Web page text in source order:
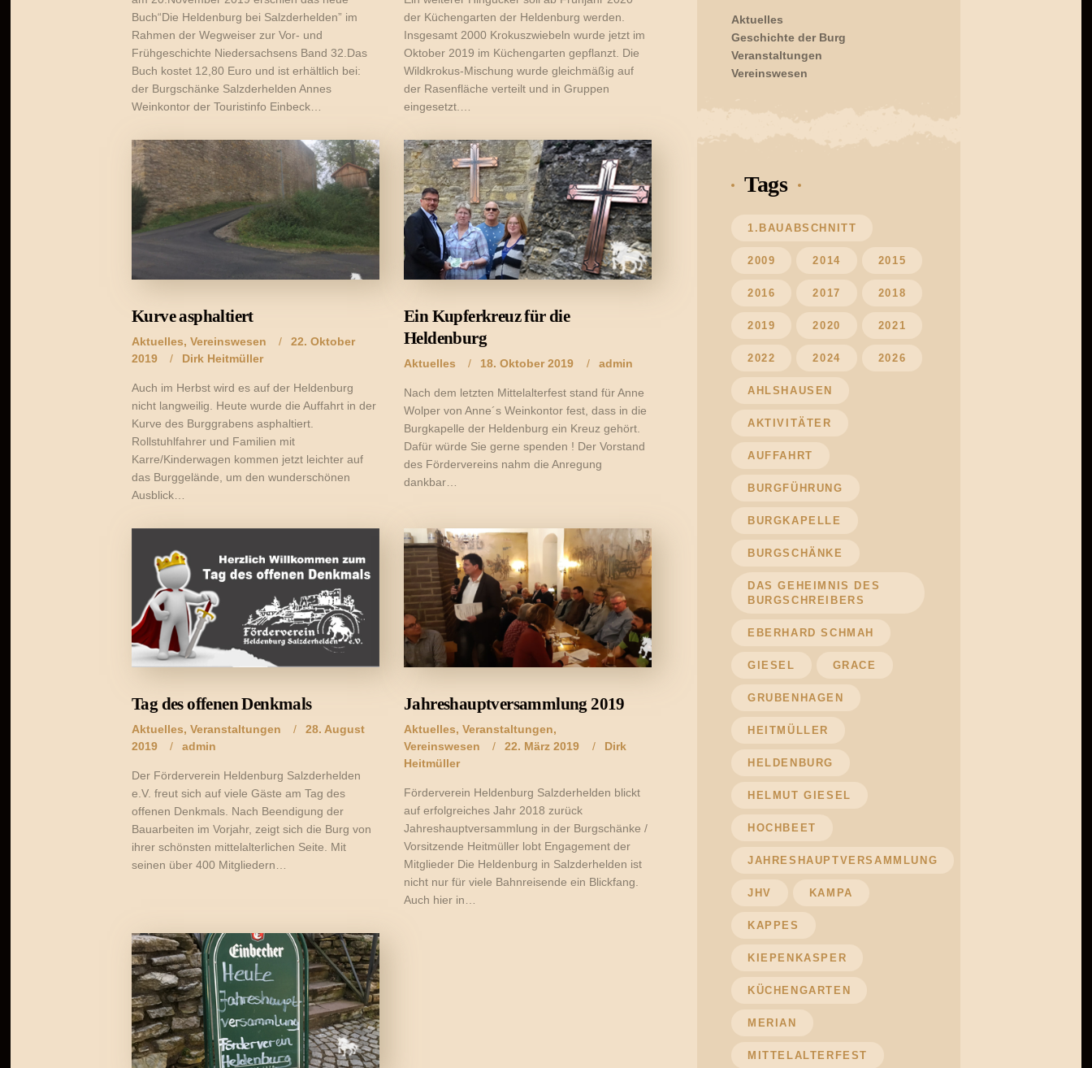
Buch“Die Heldenburg bei Salzderhelden” im
Rahmen der Wegweiser zur Vor- und
Frühgeschichte Niedersachsens Band 32.Das
Buch kostet 12,80 Euro und ist erhältlich bei:
der Burgschänke Salzderhelden Annes
Weinkontor der Touristinfo Einbeck…
der Küchengarten der Heldenburg werden.
Insgesamt 2000 Krokuszwiebeln wurde jetzt im
Oktober 2019 im Küchengarten gepflanzt. Die
Wildkrokus-Mischung wurde gleichmäßig auf
der Rasenfläche verteilt und in Gruppen
eingesetzt.…
Kurve asphaltiert
Aktuelles, Vereinswesen
22. Oktober
2019
Dirk Heitmüller
Auch im Herbst wird es auf der Heldenburg
nicht langweilig. Heute wurde die Auffahrt in der
Kurve des Burggrabens asphaltiert.
Rollstuhlfahrer und Familien mit
Karre/Kinderwagen kommen jetzt leichter auf
das Burggelände, um den wunderschönen
Ausblick…
Ein Kupferkreuz für die
Heldenburg
Aktuelles 18. Oktober 2019 admin
Nach dem letzten Mittelalterfest stand für Anne
Wolper von Anne´s Weinkontor fest, dass in die
Burgkapelle der Heldenburg ein Kreuz gehört.
Dafür würde Sie gerne spenden ! Der Vorstand
des Fördervereins nahm die Anregung
dankbar…
Tag des offenen Denkmals
Aktuelles, Veranstaltungen
28. August
2019
admin
Der Förderverein Heldenburg Salzderhelden
e.V. freut sich auf viele Gäste am Tag des
offenen Denkmals. Nach Beendigung der
Bauarbeiten im Vorjahr, zeigt sich die Burg von
ihrer schönsten mittelalterlichen Seite. Mit
seinen über 400 Mitgliedern…
Jahreshauptversammlung 2019
Aktuelles,Veranstaltungen,
Vereinswesen
22. März 2019
Dirk
Heitmüller
Förderverein Heldenburg Salzderhelden blickt
auf erfolgreiches Jahr 2018 zurück
Jahreshauptversammlung in der Burgschänke /
Vorsitzende Heitmüller lobt Engagement der
Mitglieder Die Heldenburg in Salzderhelden ist
nicht nur für viele Bahnreisende ein Blickfang.
Auch hier in…
Aktuelles
Geschichte der Burg
Veranstaltungen
Vereinswesen
Tags
1.BAUABSCHNITT
2009 2014 2015
2016 2017 2018
2019 2020 2021
2022 2024 2026
AHLSHAUSEN
AKTIVITÄTER
AUFFAHRT
BURGFÜHRUNG
BURGKAPELLE
BURGSCHÄNKE
DAS GEHEIMNIS DES
BURGSCHREIBERS
EBERHARD SCHMAH
GIESEL GRACE
GRUBENHAGEN
HEITMÜLLER
HELDENBURG
HELMUT GIESEL
HOCHBEET
JAHRESHAUPTVERSAMMLUNG
JHV KAMPA
KAPPES
KIEPENKASPER
KÜCHENGARTEN
MERIAN
MITTELALTERFEST